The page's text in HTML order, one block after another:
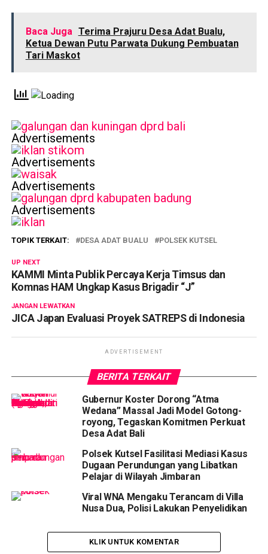
Baca Juga Terima Prajuru Desa Adat Bualu,
Ketua Dewan Putu Parwata Dukung Pembuatan
Tari Maskot
Advertisements
Advertisements
Advertisements
Advertisements
TOPIK TERKAIT: DESA ADAT BUALU POLSEK KUTSEL
UP NEXT
KAMMI Minta Publik Percaya Kerja Timsus dan
Komnas HAM Ungkap Kasus Brigadir “J”
JANGAN LEWATKAN
JICA Japan Evaluasi Proyek SATREPS di Indonesia
ADVERTISEMENT
BERITA TERKAIT
Gubernur Koster Dorong “Atma
Wedana” Massal Jadi Model Gotong-
royong, Tegaskan Komitmen Perkuat
Desa Adat Bali
Polsek Kutsel Fasilitasi Mediasi Kasus
Dugaan Perundungan yang Libatkan
Pelajar di Wilayah Jimbaran
Viral WNA Mengaku Terancam di Villa
Nusa Dua, Polisi Lakukan Penyelidikan
KLIK UNTUK KOMENTAR